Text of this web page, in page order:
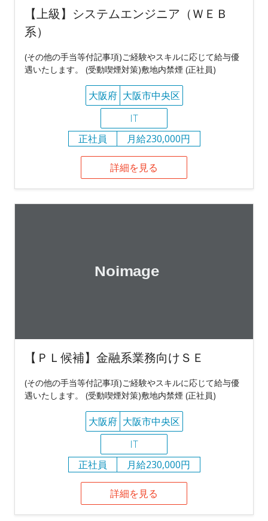
【上級】システムエンジニア（ＷＥＢ
系）
(その他の手当等付記事項)ご経験やスキルに応じて給与優
遇いたします。 (受動喫煙対策)敷地内禁煙 (正社員)
大阪府 大阪市中央区
IT
正社員
月給230,000円
詳細を見る
【ＰＬ候補】金融系業務向けＳＥ
(その他の手当等付記事項)ご経験やスキルに応じて給与優
遇いたします。 (受動喫煙対策)敷地内禁煙 (正社員)
大阪府 大阪市中央区
IT
正社員
月給230,000円
詳細を見る